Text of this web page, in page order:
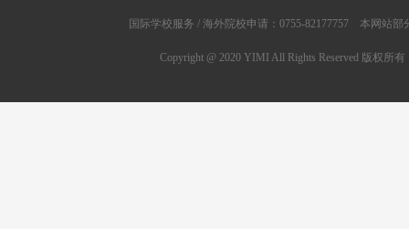
国际学校服务 / 海外院校申请：0755-82177757 本网站
Copyright @ 2020 YIMI All Rights Reserved 版权所